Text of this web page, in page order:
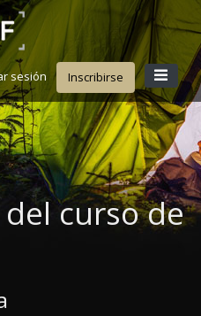
sesión Inscribirse
curso de